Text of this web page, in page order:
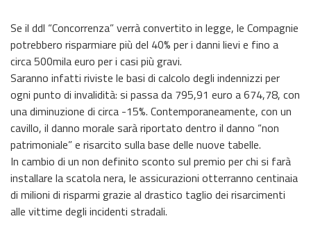
Se il ddl “Concorrenza” verrà convertito in legge, le Compagnie
potrebbero risparmiare più del 40% per i danni lievi e fino a
circa 500mila euro per i casi più gravi.
Saranno infatti riviste le basi di calcolo degli indennizzi per
ogni punto di invalidità: si passa da 795,91 euro a 674,78, con
una diminuzione di circa -15%. Contemporaneamente, con un
cavillo, il danno morale sarà riportato dentro il danno “non
patrimoniale” e risarcito sulla base delle nuove tabelle.
In cambio di un non definito sconto sul premio per chi si farà
installare la scatola nera, le assicurazioni otterranno centinaia
di milioni di risparmi grazie al drastico taglio dei risarcimenti
alle vittime degli incidenti stradali.